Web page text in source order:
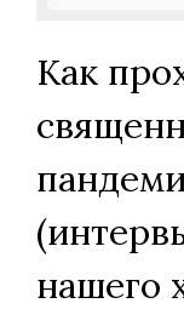
Как
нашего